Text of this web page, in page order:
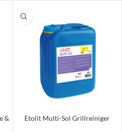
&
Etolit Multi-Sol Grillreiniger